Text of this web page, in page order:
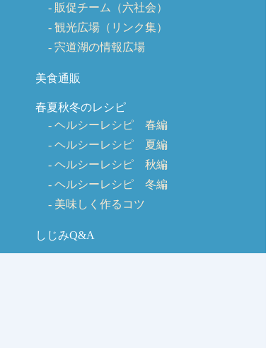
販促チーム（六社会）
観光広場（リンク集）
宍道湖の情報広場
美食通販
春夏秋冬のレシピ
ヘルシーレシピ 春編
ヘルシーレシピ 夏編
ヘルシーレシピ 秋編
ヘルシーレシピ 冬編
美味しく作るコツ
しじみQ&A